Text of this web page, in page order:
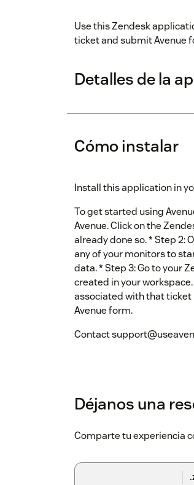
Use this Zendesk
ticket and submit Avenue
Detalles de la
Cómo instalar
Install this application in
To get started using
Avenue. Click on the
already done so. * Step 2:
any of your monitors to
data. * Step 3: Go to your
created in your
associated with that ticket
Avenue form.
Contact
Déjanos una
Comparte tu experiencia